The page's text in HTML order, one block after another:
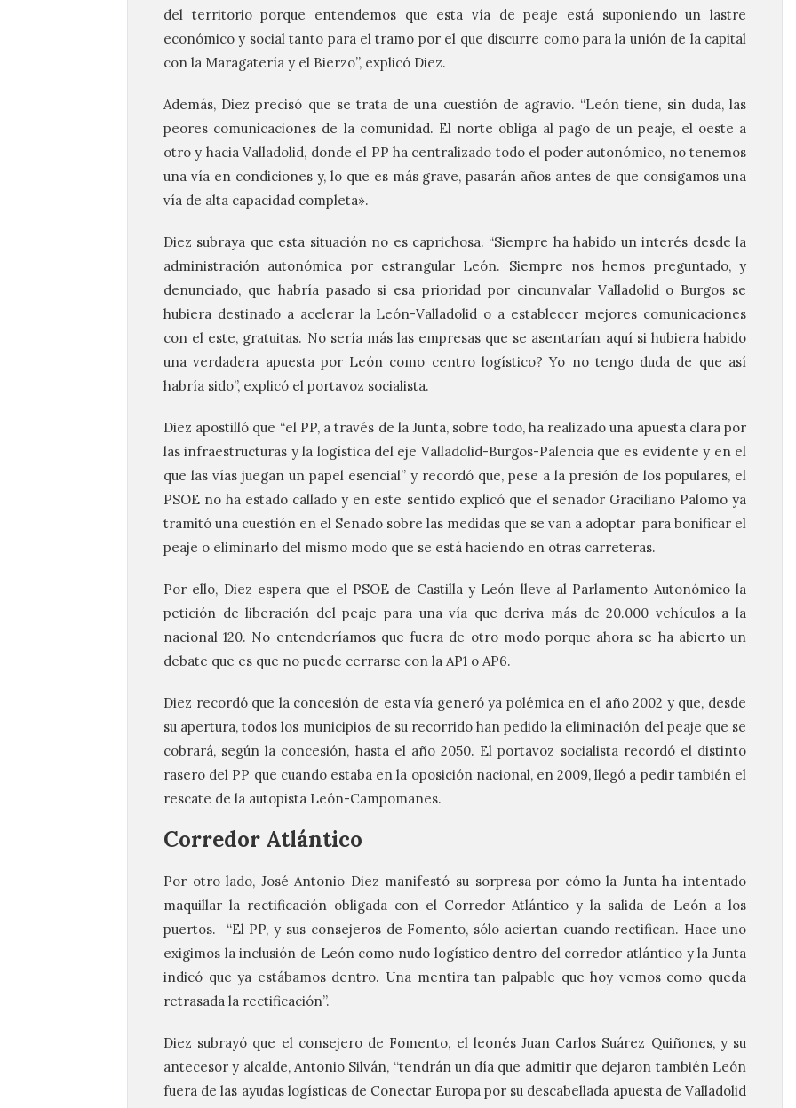
del territorio porque entendemos que esta vía de peaje está suponiendo un lastre
económico y social tanto para el tramo por el que discurre como para la unión de la capital
con la Maragatería y el Bierzo”, explicó Diez.
Además, Diez precisó que se trata de una cuestión de agravio. “León tiene, sin duda, las
peores comunicaciones de la comunidad. El norte obliga al pago de un peaje, el oeste a
otro y hacia Valladolid, donde el PP ha centralizado todo el poder autonómico, no tenemos
una vía en condiciones y, lo que es más grave, pasarán años antes de que consigamos una
vía de alta capacidad completa».
Diez subraya que esta situación no es caprichosa. “Siempre ha habido un interés desde la
administración autonómica por estrangular León. Siempre nos hemos preguntado, y
denunciado, que habría pasado si esa prioridad por cincunvalar Valladolid o Burgos se
hubiera destinado a acelerar la León-Valladolid o a establecer mejores comunicaciones
con el este, gratuitas. No sería más las empresas que se asentarían aquí si hubiera habido
una verdadera apuesta por León como centro logístico? Yo no tengo duda de que así
habría sido”, explicó el portavoz socialista.
Diez apostilló que “el PP, a través de la Junta, sobre todo, ha realizado una apuesta clara por
las infraestructuras y la logística del eje Valladolid-Burgos-Palencia que es evidente y en el
que las vías juegan un papel esencial” y recordó que, pese a la presión de los populares, el
PSOE no ha estado callado y en este sentido explicó que el senador Graciliano Palomo ya
tramitó una cuestión en el Senado sobre las medidas que se van a adoptar para bonificar el
peaje o eliminarlo del mismo modo que se está haciendo en otras carreteras.
Por ello, Diez espera que el PSOE de Castilla y León lleve al Parlamento Autonómico la
petición de liberación del peaje para una vía que deriva más de 20.000 vehículos a la
nacional 120. No entenderíamos que fuera de otro modo porque ahora se ha abierto un
debate que es que no puede cerrarse con la AP1 o AP6.
Diez recordó que la concesión de esta vía generó ya polémica en el año 2002 y que, desde
su apertura, todos los municipios de su recorrido han pedido la eliminación del peaje que se
cobrará, según la concesión, hasta el año 2050. El portavoz socialista recordó el distinto
rasero del PP que cuando estaba en la oposición nacional, en 2009, llegó a pedir también el
rescate de la autopista León-Campomanes.
Corredor Atlántico
Por otro lado, José Antonio Diez manifestó su sorpresa por cómo la Junta ha intentado
maquillar la rectificación obligada con el Corredor Atlántico y la salida de León a los
puertos. “El PP, y sus consejeros de Fomento, sólo aciertan cuando rectifican. Hace uno
exigimos la inclusión de León como nudo logístico dentro del corredor atlántico y la Junta
indicó que ya estábamos dentro. Una mentira tan palpable que hoy vemos como queda
retrasada la rectificación”.
Diez subrayó que el consejero de Fomento, el leonés Juan Carlos Suárez Quiñones, y su
antecesor y alcalde, Antonio Silván, “tendrán un día que admitir que dejaron también León
fuera de las ayudas logísticas de Conectar Europa por su descabellada apuesta de Valladolid